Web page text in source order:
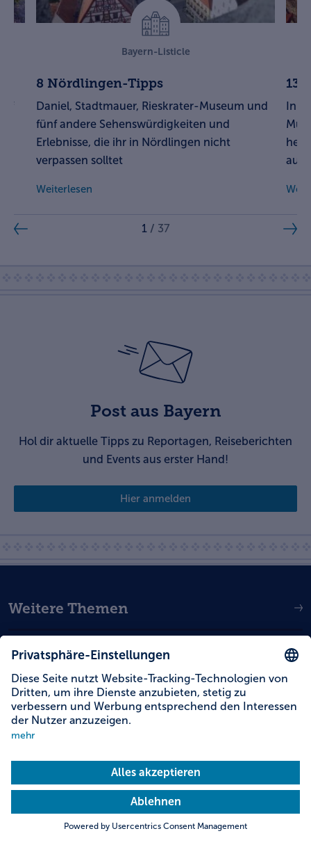
Bayern-Listicle
8 Nördlingen-Tipps
Daniel, Stadtmauer, Rieskrater-Museum und
fünf andere Sehenswürdigkeiten und
Erlebnisse, die ihr in Nördlingen nicht
verpassen solltet
Weiterlesen
13
In
1 / 37
Post aus Bayern
Hol dir aktuelle Tipps zu Reportagen, Reiseberichten
und Events aus erster Hand!
Hier anmelden
Social Media
Deutsch
Weitere Themen
Service